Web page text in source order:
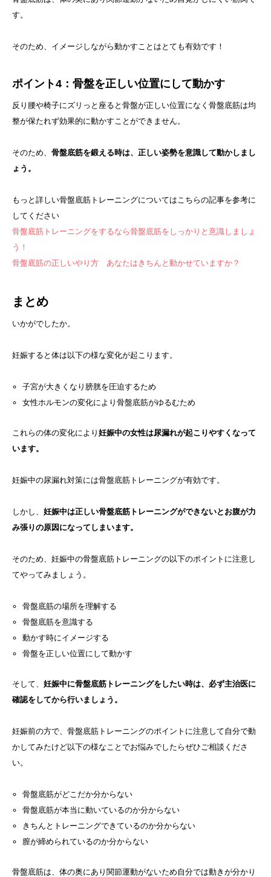
す。
そのため、イメージしながら動かすことはとても有効です！
ポイント4：骨盤を正しい位置にして動かす
反り腰や椅子にズリっと座ると骨盤が正しい位置になく骨盤底筋は均
整が保たれず効果的に動かすことができません。
そのため、 骨盤底筋を鍛える時は、正しい姿勢を意識して動かしまし
ょう。
もっと詳しい骨盤底筋トレーニングについてはこちらの記事を参考に
してください
骨盤底筋トレーニングをするなら骨盤底筋をしっかりと意識しましょ
う！
骨盤底筋の正しいやり方 あなたはきちんと動かせていますか？
まとめ
いかがでしたか。
妊娠すると体は以下の様な変化が起こります。
子宮が大きくなり膀胱を圧迫するため
女性ホルモンの変化により骨盤底筋がゆるむため
これらの体の変化により 妊娠中の女性は尿漏れが起こりやすくなって
います。
妊娠中の尿漏れ対策には骨盤底筋トレーニングが有効です。
しかし、 妊娠中は正しい骨盤底筋トレーニングができないとお腹が力
み張りの原因になってしまいます。
そのため、妊娠中の骨盤底筋トレーニングの以下のポイントに注意し
てやってみましょう。
骨盤底筋の場所を理解する
骨盤底筋を意識する
動かす時にイメージする
骨盤を正しい位置にして動かす
そして、 妊娠中に骨盤底筋トレーニングをしたい時は、必ず主治医に
確認をしてから行いましょう。
妊娠前の方で、骨盤底筋トレーニングのポイントに注意して自分で動
かしてみたけど以下の様なことでお悩みでしたらぜひご相談くださ
い。
骨盤底筋がどこだか分からない
骨盤底筋が本当に動いているのか分からない
きちんとトレーニングできているのか分からない
膣が締められているのか分からない
骨盤底筋は、体の奥にあり関節運動がないため自分では動きが分かり